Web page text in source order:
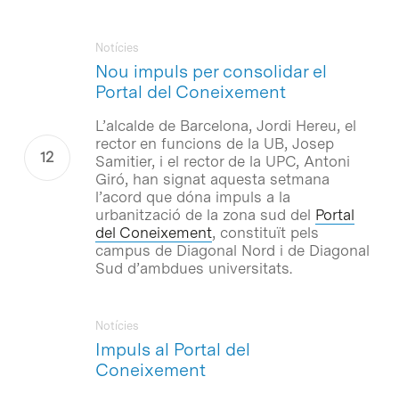
Nou impuls per consolidar el
Portal del Coneixement
Notícies
L’alcalde de Barcelona, Jordi Hereu, el
rector en funcions de la UB, Josep
Samitier, i el rector de la UPC, Antoni
Giró, han signat aquesta setmana
l’acord que dóna impuls a la
urbanització de la zona sud del Portal
del Coneixement, constituït pels
campus de Diagonal Nord i de Diagonal
Sud d’ambdues universitats.
Impuls al Portal del
Coneixement
Notícies